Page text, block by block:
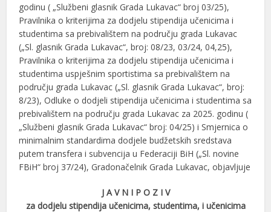
godinu ( „Službeni glasnik Grada Lukavac“ broj 03/25),
Pravilnika o kriterijima za dodjelu stipendija učenicima i
studentima sa prebivalištem na području grada Lukavac
(„Sl. glasnik Grada Lukavac“, broj: 08/23, 03/24, 04,25),
Pravilnika o kriterijima za dodjelu stipendija učenicima i
studentima uspješnim sportistima sa prebivalištem na
području grada Lukavac („Sl. glasnik Grada Lukavac“, broj:
8/23), Odluke o dodjeli stipendija učenicima i studentima sa
prebivalištem na području grada Lukavac za 2025. godinu (
„Službeni glasnik Grada Lukavac“ broj: 04/25) i Smjernica o
minimalnim standardima dodjele budžetskih sredstava
putem transfera i subvencija u Federaciji BiH („Sl. novine
FBiH“ broj 37/24), Gradonačelnik Grada Lukavac, objavljuje
J A V N I P O Z I V
za dodjelu stipendija učenicima, studentima, i učenicima